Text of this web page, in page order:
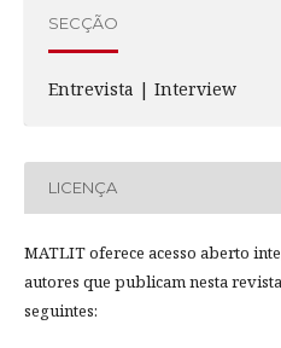
SECÇÃO
Entrevista | Interview
LICENÇA
MATLIT oferece acesso aberto
autores que publicam nesta
seguintes: